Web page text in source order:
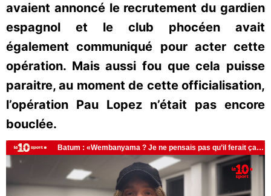
avaient annoncé le recrutement du gardien
espagnol et le club phocéen avait
également communiqué pour acter cette
opération. Mais aussi fou que cela puisse
paraitre, au moment de cette officialisation,
l’opération Pau Lopez n’était pas encore
bouclée.